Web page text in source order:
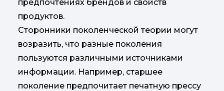
предпочтениях брендов и свойств
продуктов.
Сторонники поколенческой теории могут
возразить, что разные поколения
пользуются различными источниками
информации. Например, старшее
поколение предпочитает печатную прессу